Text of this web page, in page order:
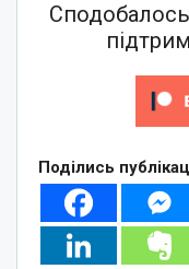
Поділись